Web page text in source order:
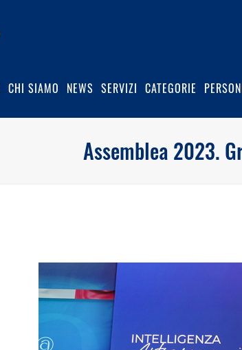
CHI SIAMO NEWS SERVIZI CATEGORIE
Assemblea 2023.